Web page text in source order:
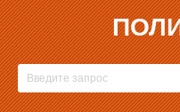
07.04.2009, 07:24
СВЕРДЛОВЧАНЕ
НАЛОГОВ, НО